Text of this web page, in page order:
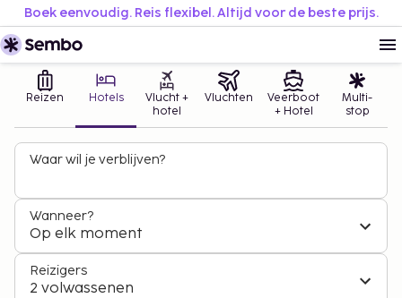
Boek eenvoudig. Reis flexibel. Altijd voor de beste prijs.
Reizen Hotels
Vlucht +
hotel
Vluchten
Veerboot
+ Hotel
Multi-
stop
Waar wil je verblijven?
Wanneer?
Op elk moment
Reizigers
2 volwassenen